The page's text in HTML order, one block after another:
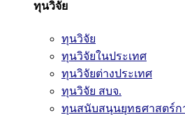
ทุนวิจัย
ทุนวิจัย
ทุนวิจัยในประเทศ
ทุนวิจัยต่างประเทศ
ทุนวิจัย สบจ.
ทุนสนับสนุนยุทธศาสตร์ก